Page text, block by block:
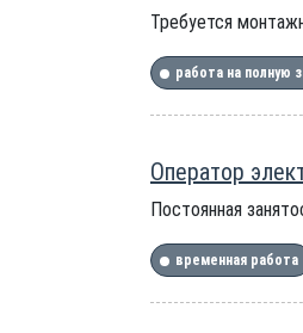
Требуется
работа на полную
Оператор
Постоянная
временная работа